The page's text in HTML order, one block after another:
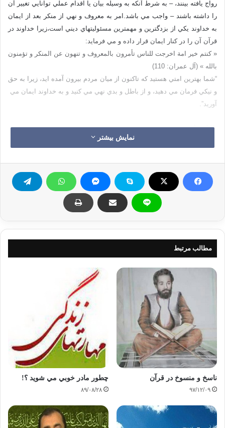
رواج يافته بينند، – به شرط آنکه به وسيله بيان يا اقدام عملي توانايي تغيير آن
را داشته باشند – واجب مي باشد.امر به معروف و نهي از منکر بعد از ايمان
به خداوند يکي از بزدگترين و مهمترين مسئوليتهاي ديني است،زيرا خداوند در
قرآن آن را در کنار ايمان قرار داده و مي فرمايد:
« کنتم خير امة اخرجت للناس تأمرون بالمعروف و تنهون عن المنکر و تؤمنون
بالله » (آل عمران: 110)
“شما بهترين امتي هستيد که تاکنون از ميان مردم بيرون آمده ايد، زيرا به حق
و نيکي فرمان مي دهيد، و از باطل و بدي نهي مي کنيد و به خداوند ايمان مي
آوريد”.
دلايل نقلي
1. خداوند متعال مي فرمايد: « ولتکن منکم امة يدعون الي الخير و يأمرون
بالمعروف وينهون عن المنکر و اولئک هم المفلحون » (آل عمران: 104)
و به نيکي فرمان دهند و از بدي پرهيز دارند، آنان هستند که پيروز و
رستگارند”.
2. خداوند متعال در مورد کساني که آنها را مشمول ياري و سر پرستي خود
قرار داده مي فرمايد که: آنها امر به معروف و نهي از منکر را انجام مي دهند،
« الذين ان مکّناهم في الارض اقاموا الصلاة و آتوا الزکاة و امروا بامعروف و
نهوا عن المنکر» (الحج: 41)
3. “کساني که چناچه در زمين به آنا ن قدرت و امکانات بدهيم نماز را برپا
لقمان مي فرمايد:
« يا بني اقم الصلاة و أمر بالمعروف و انه عن المنکر و اصبر علي ما اصابک
انَّ ذلک من عزم الأمور » (لقمان: 17). “فرزندم، نماز را اقامه کن و امر به
معروف و نهي از منکر بنما و در مقابل آنچه برايت پيش مي آيد شکيبا باش،
زيرا اين (حاکي)از عزم (و اراده تو در مقابله با)امور است”.
4. پيامبر گرامي اسلام امر فرموده است که: “هر يک از شما منکر و ناروايي
را ديد، عملا آن را دگرگون کند، اگر نمي توانست با کلام به مخالفت با آن
برخيزد و اگر اين را هم نمي توانست، قلبا با آن مخالفت نمايد، و اين پايين
ترين درجه ايمان است”. همچنين مي فرمايد:”حتما امر به معروف و نهي از
سختي را بر شما نازل نمايد، و پس از آن هر چه دعا نماييد از شما پذيرفته
نمي شود”.
4. پيامبر گرامي اسلام خبر داده است که:”هر مردمي که مرتکب معاصي مي
شوند، و در ميان آنان کساني باشند که بتوانند آنها را از آن باز دارند، و از آنان
جلوگيري ننمايند، بعيد نيست که خداوند همه آنها را دچار عذاب و گرفتاري
نمایش بیشتر
مطالب مرتبط
ناسخ و منسوخ در قرآن
۹۷/۱۲/۰۹
چطور مادر خوبي مي شويد ؟!
۸۹/۰۸/۲۸